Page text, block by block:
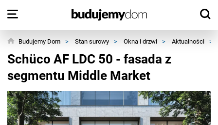
Budujemy Dom > Stan surowy > Okna i drzwi > Aktualności >
Schüco AF LDC 50 - fasada z
segmentu Middle Market